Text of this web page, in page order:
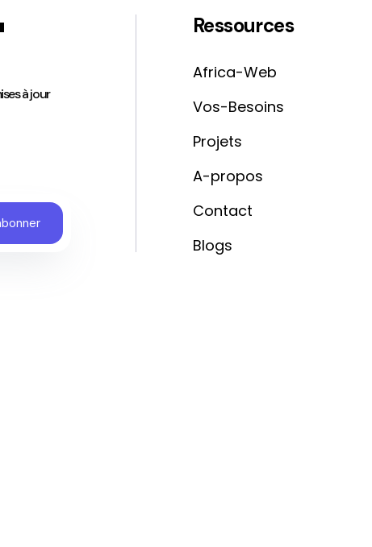
à jour
Ressources
Africa-Web
Vos-Besoins
Projets
A-propos
Contact
Blogs